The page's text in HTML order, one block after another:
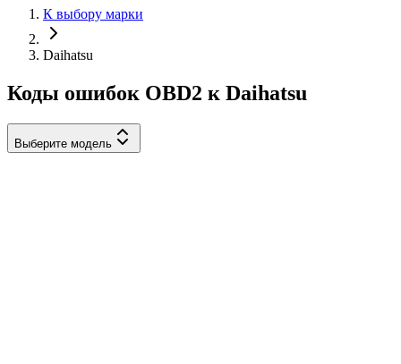
К выбору марки
Daihatsu
Коды ошибок OBD2 к Daihatsu
Выберите модель